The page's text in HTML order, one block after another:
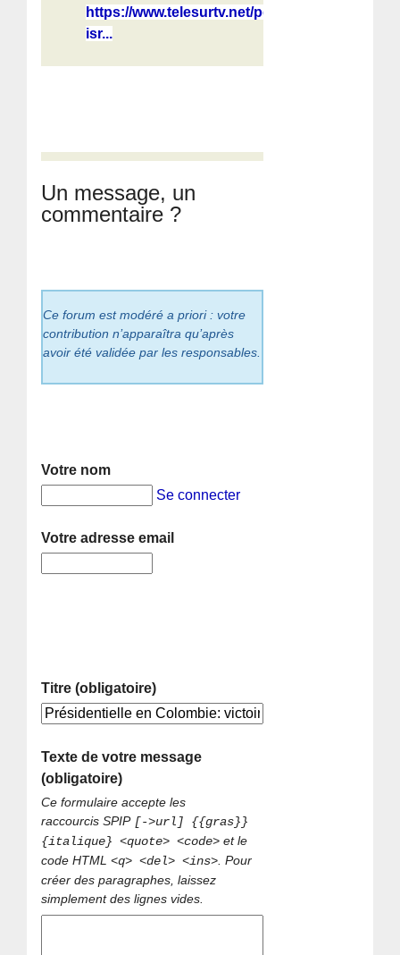
https://www.telesurtv.net/petro-
isr...
Un message, un
commentaire ?
Ce forum est modéré a priori : votre
contribution n’apparaîtra qu’après
avoir été validée par les responsables.
Votre nom
Se connecter
Votre adresse email
Titre (obligatoire)
Texte de votre message
(obligatoire)
Ce formulaire accepte les
raccourcis SPIP [->url] {{gras}}
{italique} <quote> <code> et le
code HTML<q> <del> <ins>. Pour
créer des paragraphes, laissez
simplement des lignes vides.